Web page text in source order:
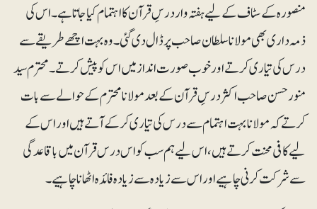
منصورہ کے سٹاف کے لیے ہفتہ وار درسِ قرآن کا اہتمام کیا جاتا ہے۔ اس کی
ذمہ داری بھی مولانا سلطان صاحب پر ڈال دی گئی ۔ وہ بہت اچھے طریقے سے
درس کی تیا ری کرتے اور خوب صورت انداز میں اس کو پیش کرتے ۔محترم سید
منور حسن صاحب اکثر درسِ قرآن کے بعد مولانا محترم کے حوالے سے بات
کرتے کہ مولانا بہت اہتمام سے درس کی تیاری کر کے آتے ہیں اور اس کے
لیے کافی محنت کرتے ہیں، اس لیے ہم سب کو اس درس قرآن میں باقاعدگی
سے شرکت کرنی چا ہیے اور اس سے زیادہ سے زیا دہ فائدہ اٹھانا چاہیے۔